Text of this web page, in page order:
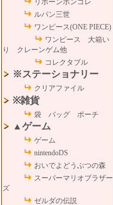
リボーンボンゴレ
ルパン三世
ワンピース(ONE PIECE)
ワンピース 大箱い
り クレーンゲム他
コレクタブル
※ステーショナリー
クリアファイル
※雑貨
袋 バッグ ポーチ
▲ゲーム
ゲーム
nintendoDS
おいでよどうぶつの森
スーパーマリオブラザー
ズ
ゼルダの伝説